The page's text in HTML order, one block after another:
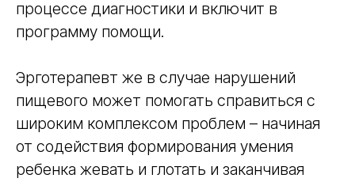
процессе диагностики и включит в
программу помощи.
Эрготерапевт же в случае нарушений
пищевого может помогать справиться с
широким комплексом проблем – начиная
от содействия формирования умения
ребенка жевать и глотать и заканчивая